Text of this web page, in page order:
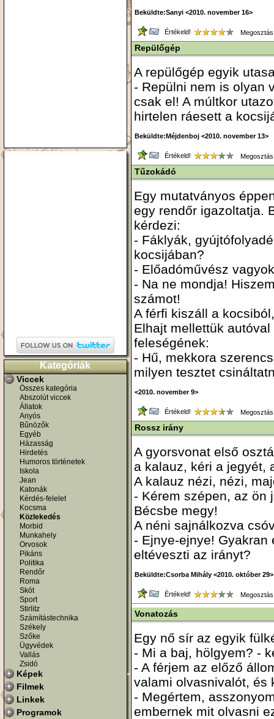
Kategóriák
Viccek
Összes kategória
Abszolút viccek
Állatok
Anyós
Bűnözők
Egyéb
Házasság
Hirdetés
Humoros történetek
Iskola
Jean
Katonák
Kérdés-felelet
Kocsma
Közlekedés
Morbid
Munkahely
Orvosok
Pikáns
Politika
Rendőr
Roma
Skót
Sport
Stirlitz
Számítástechnika
Székely
Szőke
Ügyvédek
Vallás
Zsidó
Képek
Filmek
Linkek
Programok
Beküldte:Sanyi <2010. november 16>
Értékeld!
Repülőgép
A repülőgép egyik
- Repülni nem is olyan
csak el! A múltkor
hirtelen ráesett a
Beküldte:Méjdenboj <2010. november 13>
Értékeld!
Tűzokádó
Egy mutatványos
egy rendőr igazoltatja.
kérdezi:
- Fáklyák,
kocsijában?
- Előadóművész
- Na ne mondja!
számot!
A férfi kiszáll a
Elhajt mellettük
feleségének:
- Hű, mekkora
milyen tesztet
<2010. november 9>
Értékeld!
Rossz irány
A gyorsvonat első
a kalauz, kéri a jegyét,
A kalauz nézi, nézi,
- Kérem szépen, az ön
Bécsbe megy!
A néni sajnálkozva
- Ejnye-ejnye!
eltéveszti az irányt?
Beküldte:Csorba Mihály <2010. október 29>
Értékeld!
Vonatozás
Egy nő sír az egyik
- Mi a baj, hölgyem? -
- A férjem az előző
valami olvasnivalót, és
- Megértem,
embernek mit olvasni